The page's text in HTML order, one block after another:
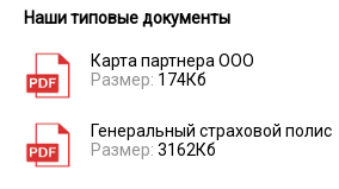
Наши типовые документы
Карта партнера ООО
Размер: 174Кб
Генеральный страховой полис
Размер: 3162Кб